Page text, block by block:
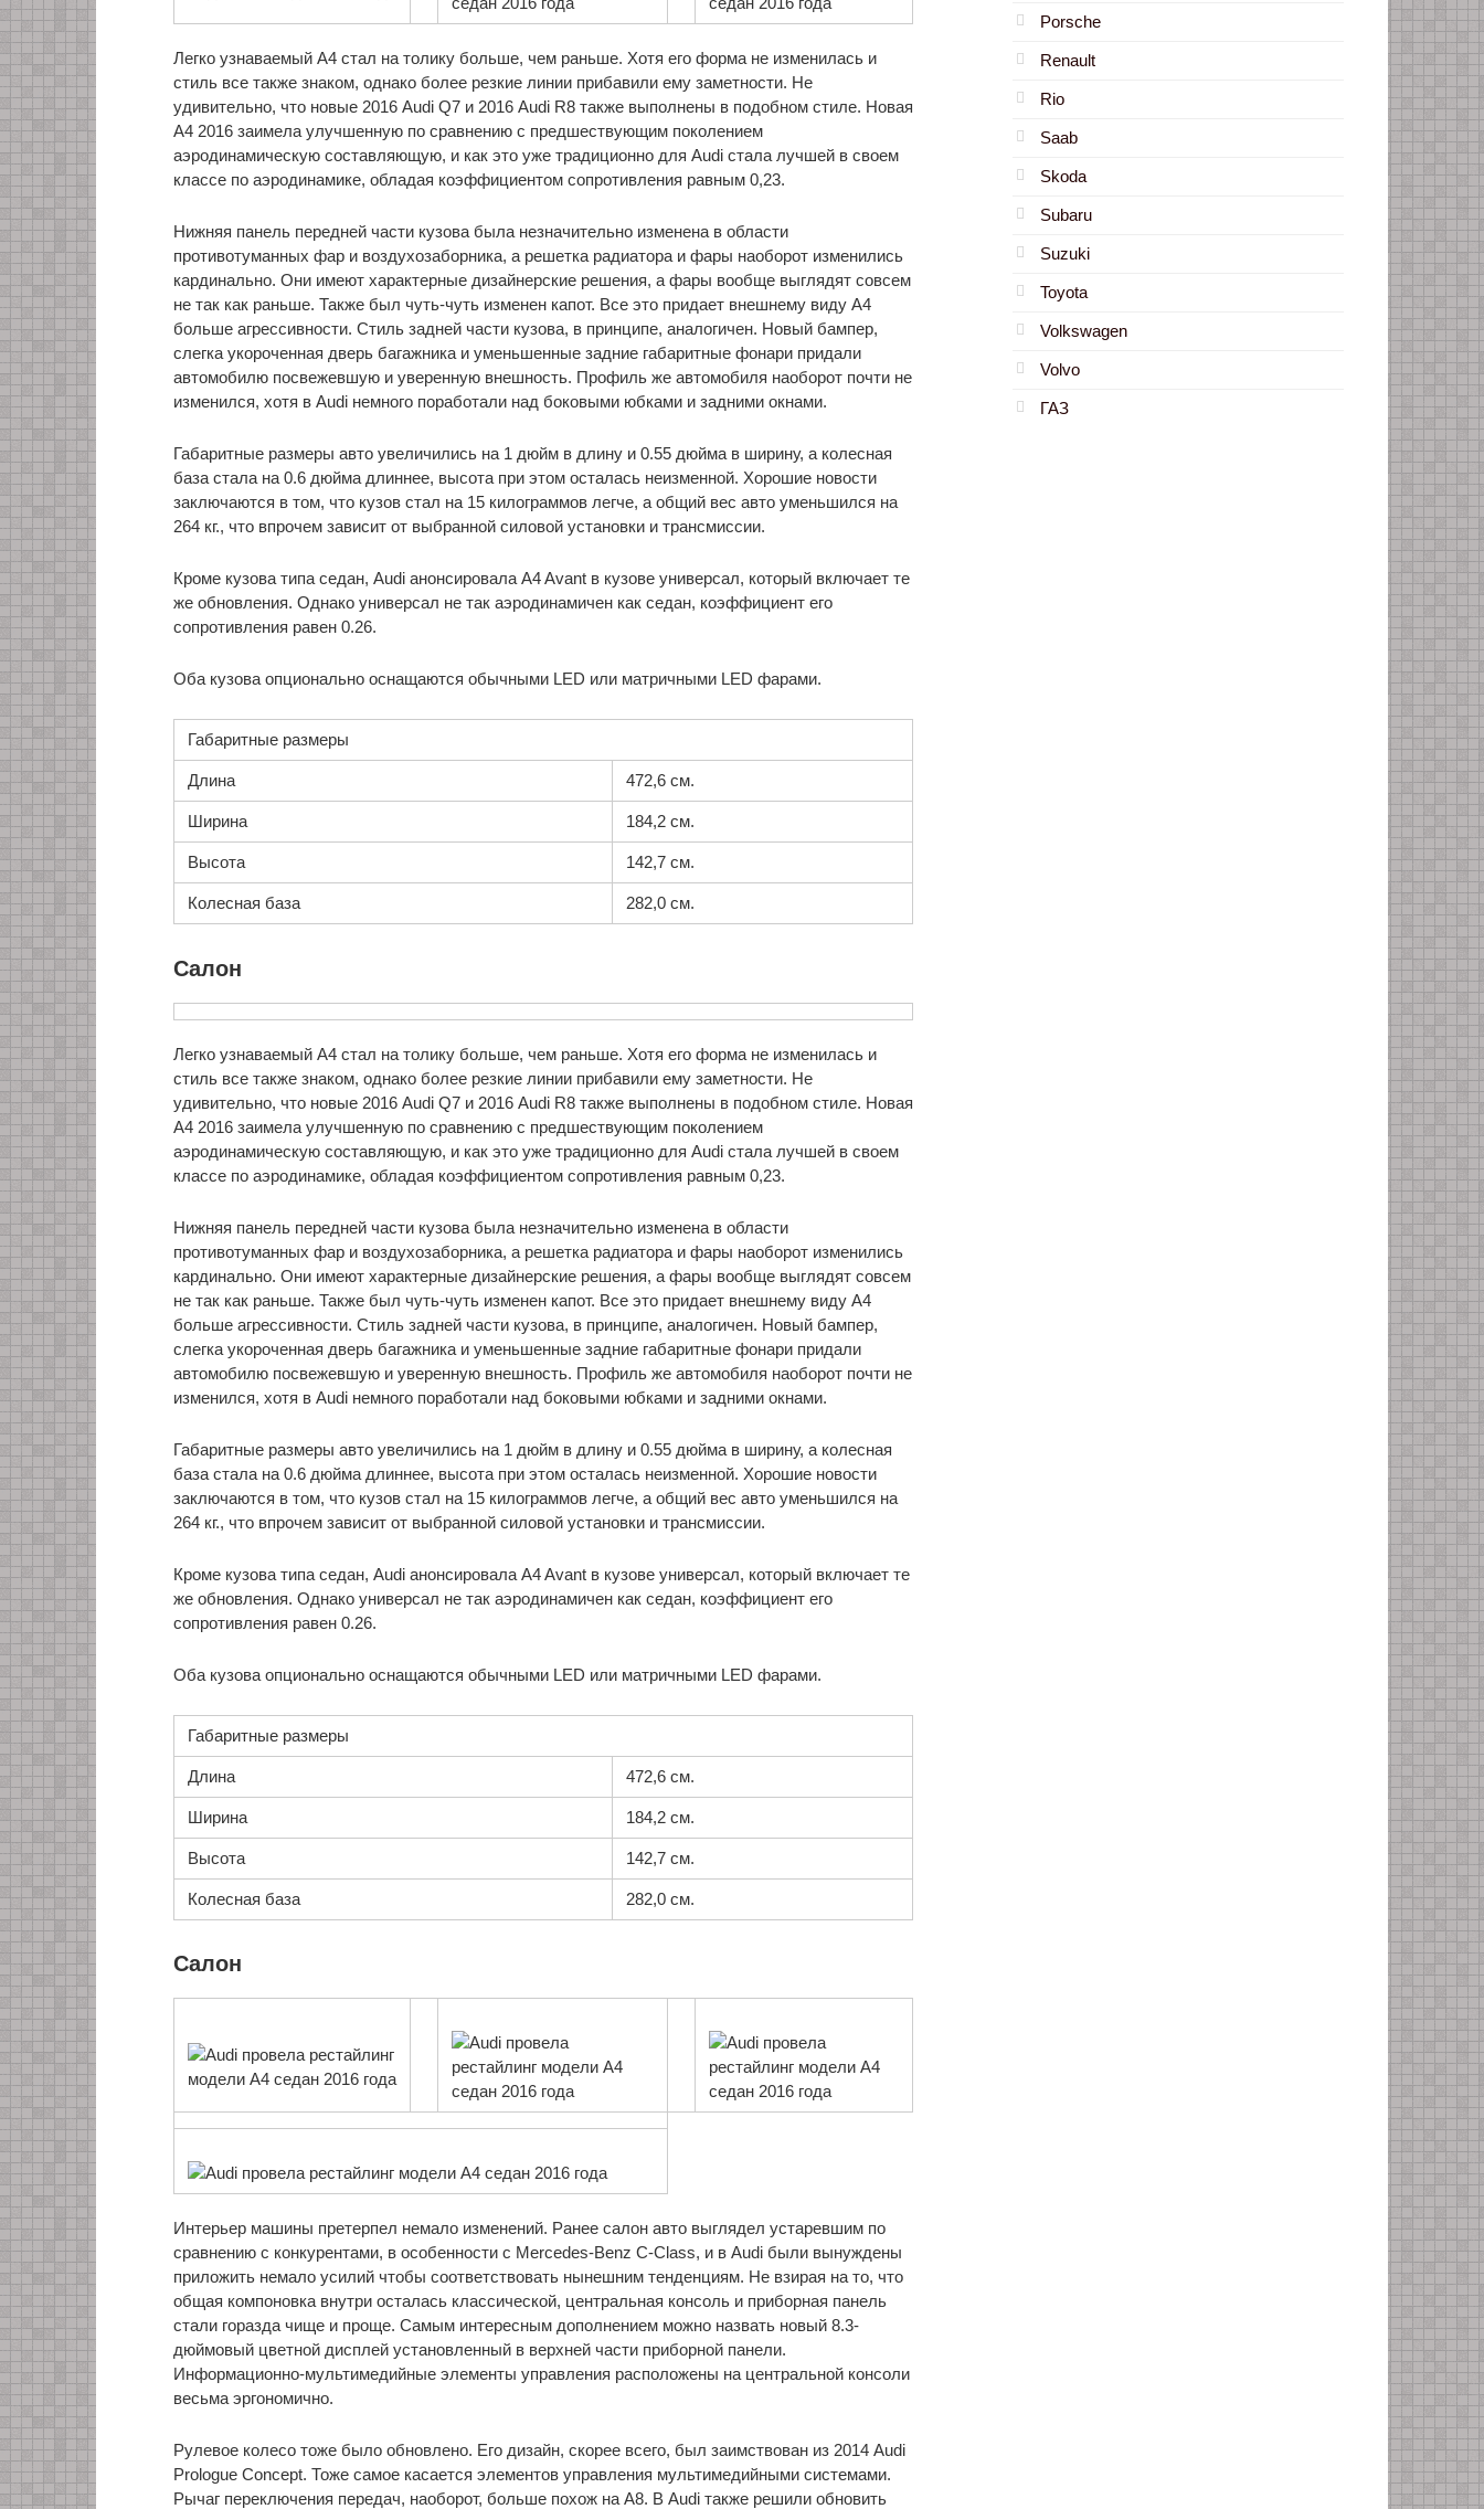
Легко узнаваемый A4 стал на толику больше, чем раньше. Хотя его форма не изменилась и
стиль все также знаком, однако более резкие линии прибавили ему заметности. Не
удивительно, что новые 2016 Audi Q7 и 2016 Audi R8 также выполнены в подобном стиле. Новая
A4 2016 заимела улучшенную по сравнению с предшествующим поколением
аэродинамическую составляющую, и как это уже традиционно для Audi стала лучшей в своем
классе по аэродинамике, обладая коэффициентом сопротивления равным 0,23.
Нижняя панель передней части кузова была незначительно изменена в области
противотуманных фар и воздухозаборника, а решетка радиатора и фары наоборот изменились
кардинально. Они имеют характерные дизайнерские решения, а фары вообще выглядят совсем
не так как раньше. Также был чуть-чуть изменен капот. Все это придает внешнему виду A4
больше агрессивности. Стиль задней части кузова, в принципе, аналогичен. Новый бампер,
слегка укороченная дверь багажника и уменьшенные задние габаритные фонари придали
автомобилю посвежевшую и уверенную внешность. Профиль же автомобиля наоборот почти не
изменился, хотя в Audi немного поработали над боковыми юбками и задними окнами.
Габаритные размеры авто увеличились на 1 дюйм в длину и 0.55 дюйма в ширину, а колесная
база стала на 0.6 дюйма длиннее, высота при этом осталась неизменной. Хорошие новости
заключаются в том, что кузов стал на 15 килограммов легче, а общий вес авто уменьшился на
264 кг., что впрочем зависит от выбранной силовой установки и трансмиссии.
Кроме кузова типа седан, Audi анонсировала A4 Avant в кузове универсал, который включает те
же обновления. Однако универсал не так аэродинамичен как седан, коэффициент его
сопротивления равен 0.26.
Оба кузова опционально оснащаются обычными LED или матричными LED фарами.
Габаритные размеры
Длина 472,6 см.
Ширина 184,2 см.
Высота 142,7 см.
Колесная база 282,0 см.
Салон
Легко узнаваемый A4 стал на толику больше, чем раньше. Хотя его форма не изменилась и
стиль все также знаком, однако более резкие линии прибавили ему заметности. Не
удивительно, что новые 2016 Audi Q7 и 2016 Audi R8 также выполнены в подобном стиле. Новая
A4 2016 заимела улучшенную по сравнению с предшествующим поколением
аэродинамическую составляющую, и как это уже традиционно для Audi стала лучшей в своем
классе по аэродинамике, обладая коэффициентом сопротивления равным 0,23.
Нижняя панель передней части кузова была незначительно изменена в области
противотуманных фар и воздухозаборника, а решетка радиатора и фары наоборот изменились
кардинально. Они имеют характерные дизайнерские решения, а фары вообще выглядят совсем
не так как раньше. Также был чуть-чуть изменен капот. Все это придает внешнему виду A4
больше агрессивности. Стиль задней части кузова, в принципе, аналогичен. Новый бампер,
слегка укороченная дверь багажника и уменьшенные задние габаритные фонари придали
автомобилю посвежевшую и уверенную внешность. Профиль же автомобиля наоборот почти не
изменился, хотя в Audi немного поработали над боковыми юбками и задними окнами.
Габаритные размеры авто увеличились на 1 дюйм в длину и 0.55 дюйма в ширину, а колесная
база стала на 0.6 дюйма длиннее, высота при этом осталась неизменной. Хорошие новости
заключаются в том, что кузов стал на 15 килограммов легче, а общий вес авто уменьшился на
264 кг., что впрочем зависит от выбранной силовой установки и трансмиссии.
Кроме кузова типа седан, Audi анонсировала A4 Avant в кузове универсал, который включает те
же обновления. Однако универсал не так аэродинамичен как седан, коэффициент его
сопротивления равен 0.26.
Оба кузова опционально оснащаются обычными LED или матричными LED фарами.
Габаритные размеры
Длина 472,6 см.
Ширина 184,2 см.
Высота 142,7 см.
Колесная база 282,0 см.
Салон
Интерьер машины претерпел немало изменений. Ранее салон авто выглядел устаревшим по
сравнению с конкурентами, в особенности с Mercedes-Benz C-Class, и в Audi были вынуждены
приложить немало усилий чтобы соответствовать нынешним тенденциям. Не взирая на то, что
общая компоновка внутри осталась классической, центральная консоль и приборная панель
стали горазда чище и проще. Самым интересным дополнением можно назвать новый 8.3-
дюймовый цветной дисплей установленный в верхней части приборной панели.
Информационно-мультимедийные элементы управления расположены на центральной консоли
весьма эргономично.
Рулевое колесо тоже было обновлено. Его дизайн, скорее всего, был заимствован из 2014 Audi
Prologue Concept. Тоже самое касается элементов управления мультимедийными системами.
Рычаг переключения передач, наоборот, больше похож на A8. В Audi также решили обновить
Porsche
Renault
Rio
Saab
Skoda
Subaru
Suzuki
Toyota
Volkswagen
Volvo
ГАЗ